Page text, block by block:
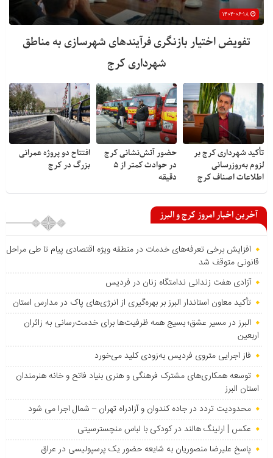
تفویض اختیار بازنگری فرآیندهای شهرسازی به مناطق
شهرداری کرج
تأکید شهرداری کرج بر
لزوم به‌روزرسانی
اطلاعات اصناف کرج
حضور آتش‌نشانی کرج
در حوادث کمتر از ۵
دقیقه
افتتاح دو پروژه عمرانی
بزرگ در کرج
آخرین اخبار امروز کرج و البرز
افزایش برخی تعرفه‌های خدمات در منطقه ویژه اقتصادی پیام تا طی مراحل
قانونی متوقف شد
آزادی هفت زندانی ندامتگاه زنان در فردیس
تأکید معاون استاندار البرز بر بهره‌گیری از انرژی‌های پاک در مدارس استان
البرز در مسیر عشق؛ بسیج همه ظرفیت‌ها برای خدمت‌رسانی به زائران
اربعین
فاز اجرایی متروی فردیس به‌زودی کلید می‌خورد
توسعه همکاری‌های مشترک فرهنگی و هنری بنیاد فاتح و خانه هنرمندان
استان البرز
محدودیت تردد در جاده کندوان و آزادراه تهران – شمال اجرا می شود
عکس | ارلینگ هالند در کودکی با لباس منچسترسیتی
پاسخ علیرضا منصوریان به شایعه حضور یک پرسپولیسی در عراق